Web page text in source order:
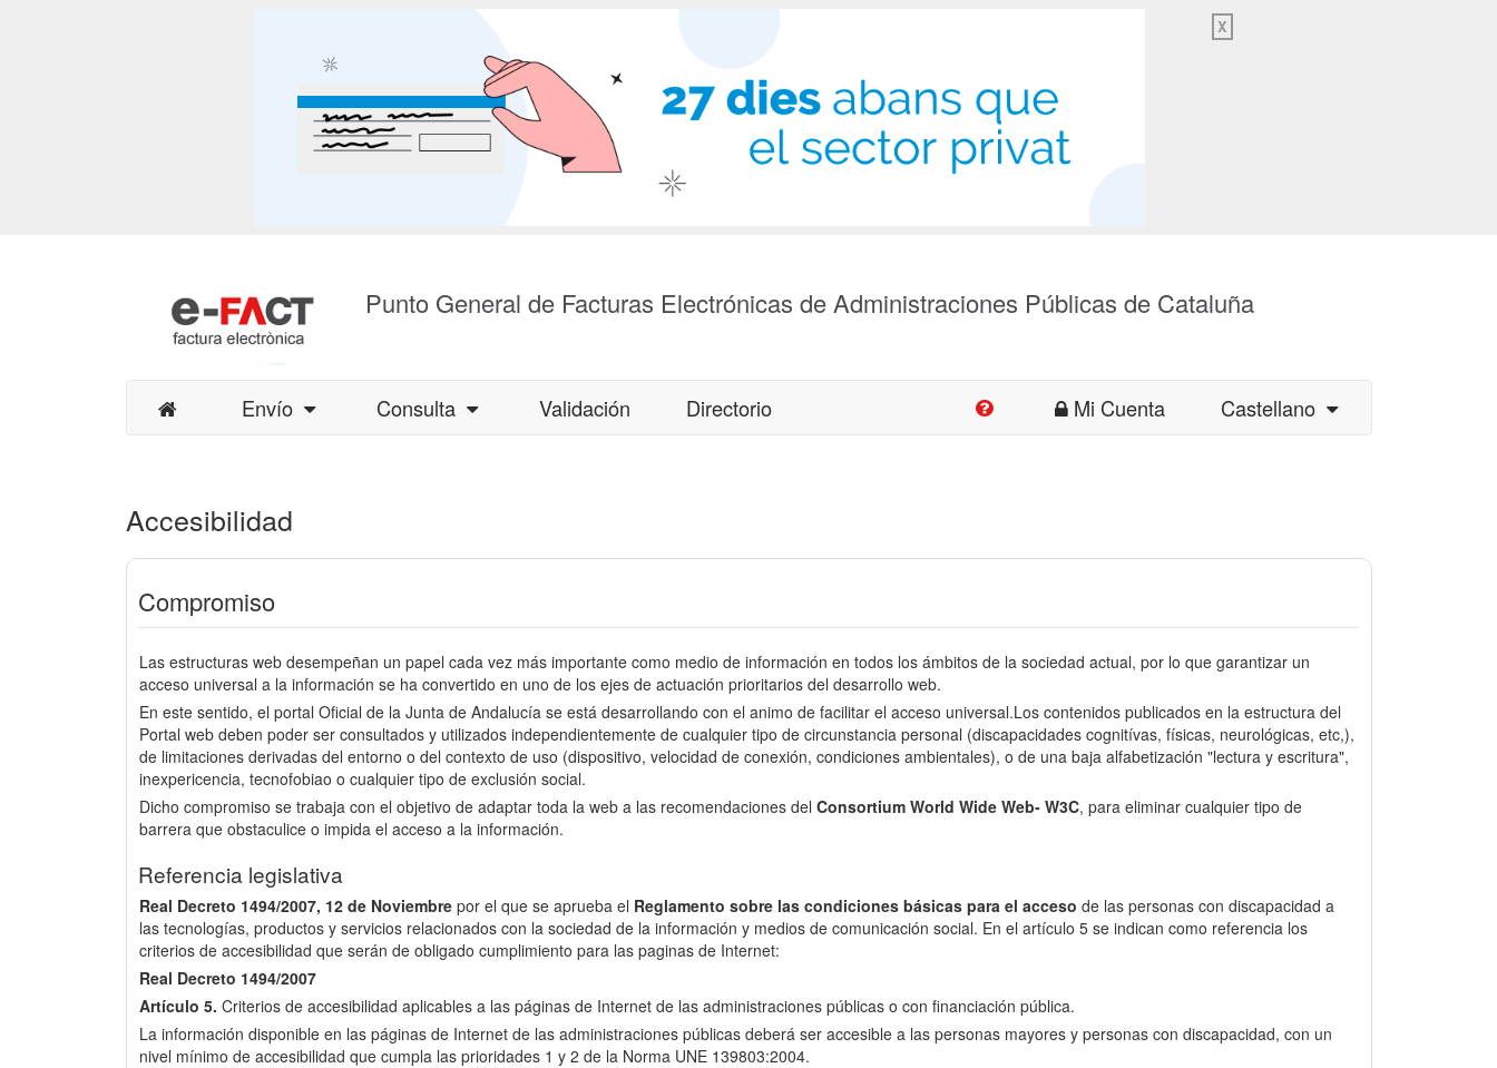
X
Punto General de Facturas Electrónicas de Administraciones Públicas de Cataluña
Envío Consulta Validación Directorio Mi Cuenta Castellano
Accesibilidad
Compromiso
Las estructuras web desempeñan un papel cada vez más importante como medio de información en todos los ámbitos de la sociedad actual, por lo que garantizar un
acceso universal a la información se ha convertido en uno de los ejes de actuación prioritarios del desarrollo web.
En este sentido, el portal Oficial de la Junta de Andalucía se está desarrollando con el animo de facilitar el acceso universal.Los contenidos publicados en la estructura del
Portal web deben poder ser consultados y utilizados independientemente de cualquier tipo de circunstancia personal (discapacidades cognitívas, físicas, neurológicas, etc,),
de limitaciones derivadas del entorno o del contexto de uso (dispositivo, velocidad de conexión, condiciones ambientales), o de una baja alfabetización "lectura y escritura",
inexpericencia, tecnofobiao o cualquier tipo de exclusión social.
Dicho compromiso se trabaja con el objetivo de adaptar toda la web a las recomendaciones del Consortium World Wide Web- W3C, para eliminar cualquier tipo de
barrera que obstaculice o impida el acceso a la información.
Referencia legislativa
Real Decreto 1494/2007, 12 de Noviembre por el que se aprueba el Reglamento sobre las condiciones básicas para el acceso de las personas con discapacidad a
las tecnologías, productos y servicios relacionados con la sociedad de la información y medios de comunicación social. En el artículo 5 se indican como referencia los
criterios de accesibilidad que serán de obligado cumplimiento para las paginas de Internet:
Real Decreto 1494/2007
Artículo 5. Criterios de accesibilidad aplicables a las páginas de Internet de las administraciones públicas o con financiación pública.
La información disponible en las páginas de Internet de las administraciones públicas deberá ser accesible a las personas mayores y personas con discapacidad, con un
nivel mínimo de accesibilidad que cumpla las prioridades 1 y 2 de la Norma UNE 139803:2004.